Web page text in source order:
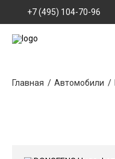
+7 (495) 104-70-96
Главная Автомобили